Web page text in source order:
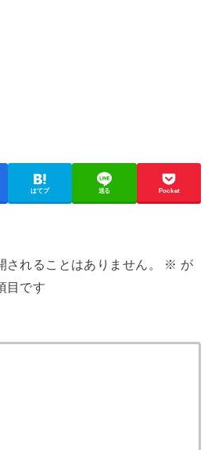
はてブ 送る Pocket
されることはありません。 ※ が
目です